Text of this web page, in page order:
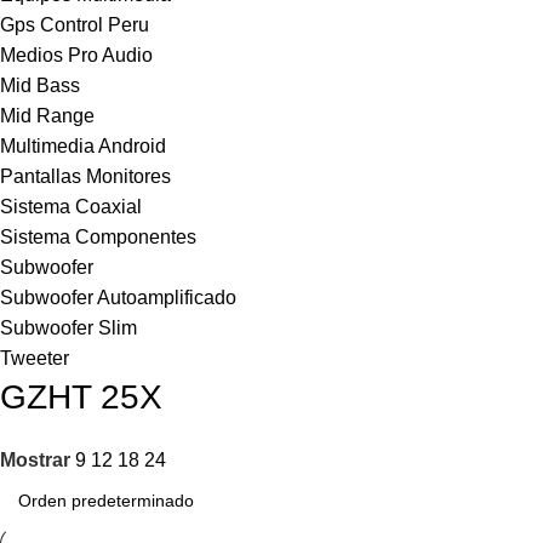
Gps Control Peru
Medios Pro Audio
Mid Bass
Mid Range
Multimedia Android
Pantallas Monitores
Sistema Coaxial
Sistema Componentes
Subwoofer
Subwoofer Autoamplificado
Subwoofer Slim
Tweeter
GZHT 25X
Mostrar 9 12 18 24